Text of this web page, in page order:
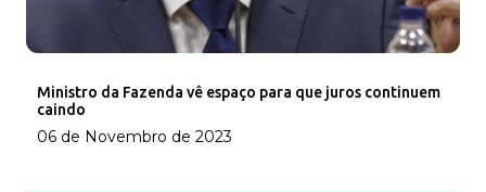
Ministro da Fazenda vê espaço para que juros continuem
caindo
06 de Novembro de 2023